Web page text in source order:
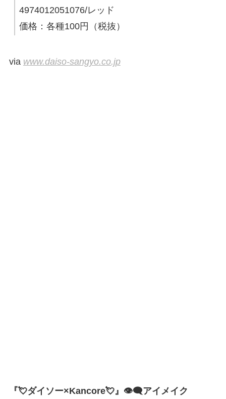
4974012051076/レッド
価格：各種100円（税抜）
via www.daiso-sangyo.co.jp
『💘ダイソー×Kancore💘』👁‍🗨アイメイク